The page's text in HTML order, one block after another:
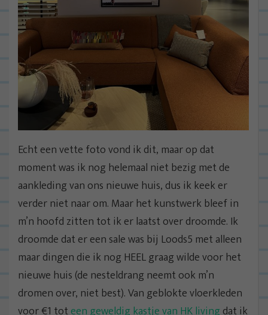
Echt een vette foto vond ik dit, maar op dat
moment was ik nog helemaal niet bezig met de
aankleding van ons nieuwe huis, dus ik keek er
verder niet naar om. Maar het kunstwerk bleef in
m’n hoofd zitten tot ik er laatst over droomde. Ik
droomde dat er een sale was bij Loods5 met alleen
maar dingen die ik nog HEEL graag wilde voor het
nieuwe huis (de nesteldrang neemt ook m’n
dromen over, niet best). Van geblokte vloerkleden
voor €1 toteen geweldig kastje van HK livingdat ik